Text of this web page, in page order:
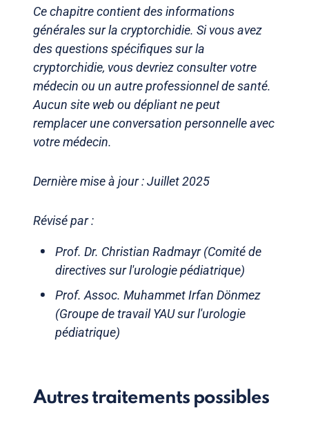
Ce chapitre contient des informations
générales sur la cryptorchidie. Si vous avez
des questions spécifiques sur la
cryptorchidie, vous devriez consulter votre
médecin ou un autre professionnel de santé.
Aucun site web ou dépliant ne peut
remplacer une conversation personnelle avec
votre médecin.
Dernière mise à jour : Juillet 2025
Révisé par :
Prof. Dr. Christian Radmayr (Comité de
directives sur l'urologie pédiatrique)
Prof. Assoc. Muhammet Irfan Dönmez
(Groupe de travail YAU sur l'urologie
pédiatrique)
Autres traitements possibles